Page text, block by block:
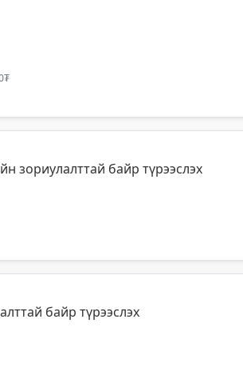
зориулалттай байр түрээслэх
байр түрээслэх